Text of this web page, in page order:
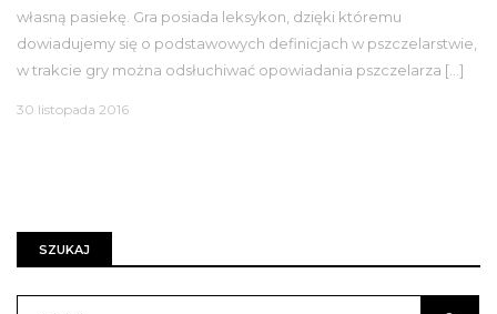
własną pasiekę. Gra posiada leksykon, dzięki któremu
dowiadujemy się o podstawowych definicjach w pszczelarstwie,
w trakcie gry można odsłuchiwać opowiadania pszczelarza […]
30 listopada 2016
SZUKAJ